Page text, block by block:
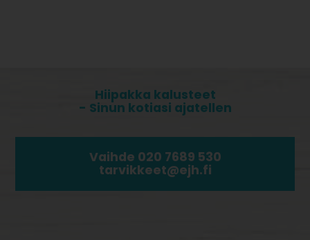
Hiipakka kalusteet
- Sinun kotiasi ajatellen
Vaihde 020 7689 530
tarvikkeet@ejh.fi